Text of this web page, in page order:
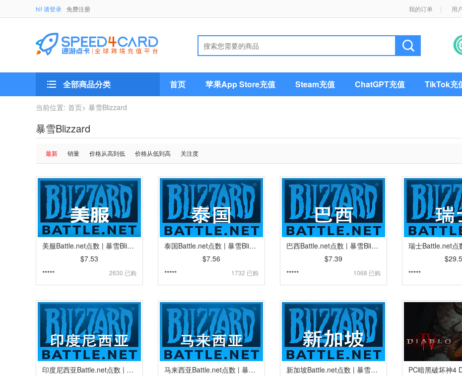
hi! 请登录 免费注册 我的订单 | 用
全部商品分类 首页 苹果App Store充值 Steam充值 ChatGPT充值 TikTok充
当前位置: 首页> 暴雪Blizzard
暴雪Blizzard
最新 销量 价格从高到低 价格从低到高 关注度
美服Battle.net点数 | 暴雪Blizzard战网点卡卡密 | 美服魔兽,炉石传说,暗黑4,守望先锋,风暴英雄 [自动发货]
$7.53
*****
2630 已购
泰国Battle.net点数 | 暴雪Blizzard战网点卡卡密 | 泰国魔兽,炉石传说,暗黑4,守望先锋,风暴英雄 [自动发货]
$7.56
*****
1732 已购
巴西Battle.net点数 | 暴雪Blizzard战网点卡卡密 | 巴西魔兽,炉石传说,暗黑4,守望先锋,风暴英雄 [自动发货]
$7.39
*****
1068 已购
*****
印度尼西亚Battle.net点数 | 暴雪Blizzard战网点卡卡密 | 印度尼西亚魔兽,炉石传说,暗黑4,守望先锋,风暴英雄 [自动发货]
马来西亚Battle.net点数 | 暴雪Blizzard战网点卡卡密 | 马来西亚魔兽,炉石传说,暗黑4,守望先锋,风暴英雄 [自动发货]
新加坡Battle.net点数 | 暴雪Blizzard战网点卡卡密 | 新加坡魔兽,炉石传说,暗黑4,守望先锋,风暴英雄 [自动发货]